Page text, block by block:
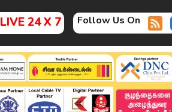
LIVE 24 X 7 Follow Us On